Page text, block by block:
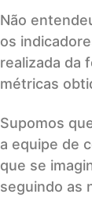
Não
os
realizada da
métricas
Supomos
a equipe de
que se
seguindo as